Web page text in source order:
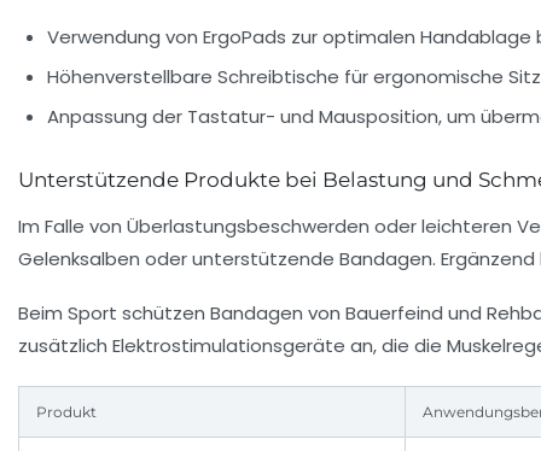
Verwendung von ErgoPads zur optimalen
Höhenverstellbare Schreibtische für ergonomische
Anpassung der Tastatur- und Mausposition, um
Unterstützende Produkte bei Belastung und
Im Falle von Überlastungsbeschwerden oder leichteren
Gelenksalben oder unterstützende Bandagen.
Beim Sport schützen Bandagen von Bauerfeind und
zusätzlich Elektrostimulationsgeräte an, die die
Produkt